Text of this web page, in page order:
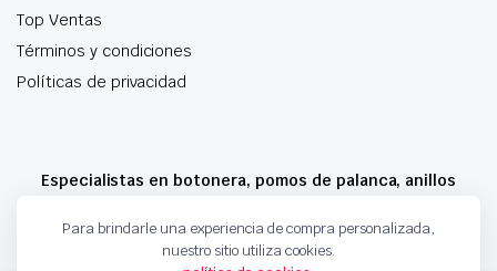
Top Ventas
Términos y condiciones
Políticas de privacidad
Especialistas en botonera, pomos de palanca, anillos
Para brindarle una experiencia de compra personalizada,
nuestro sitio utiliza cookies.